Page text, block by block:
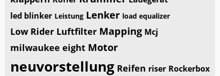
led blinker Leistung Lenker load equalizer
Low Rider Luftfilter Mapping Mcj
milwaukee eight Motor
neuvorstellung Reifen riser Rockerbox